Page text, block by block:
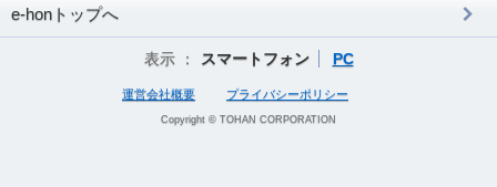
e-honトップへ
表示 ： スマートフォン PC
運営会社概要 プライバシーポリシー
Copyright © TOHAN CORPORATION